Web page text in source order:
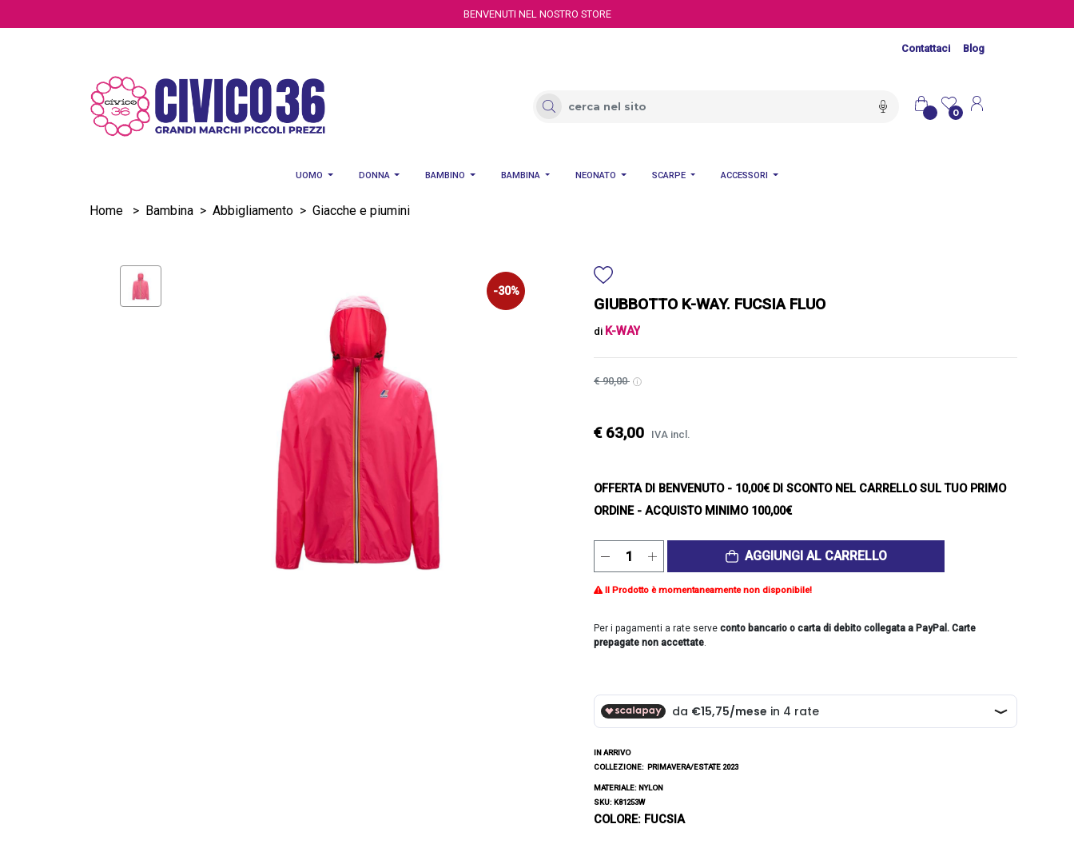
BENVENUTI NEL NOSTRO STORE
Contattaci Blog
0
UOMO DONNA BAMBINO BAMBINA NEONATO SCARPE ACCESSORI
Home > Bambina > Abbigliamento > Giacche e piumini
-30%
GIUBBOTTO K-WAY. FUCSIA FLUO
di K-WAY
€ 90,00
€ 63,00 IVA incl.
OFFERTA DI BENVENUTO- 10,00€ DI SCONTO NEL CARRELLO SUL TUO PRIMO
ORDINE - ACQUISTO MINIMO 100,00€
AGGIUNGI AL CARRELLO
Il Prodotto è momentaneamente non disponibile!
Per i pagamenti a rate serve conto bancario o carta di debito collegata a PayPal. Carte
prepagate non accettate.
IN ARRIVO
COLLEZIONE: PRIMAVERA/ESTATE 2023
MATERIALE: NYLON
SKU: K81253W
COLORE: FUCSIA